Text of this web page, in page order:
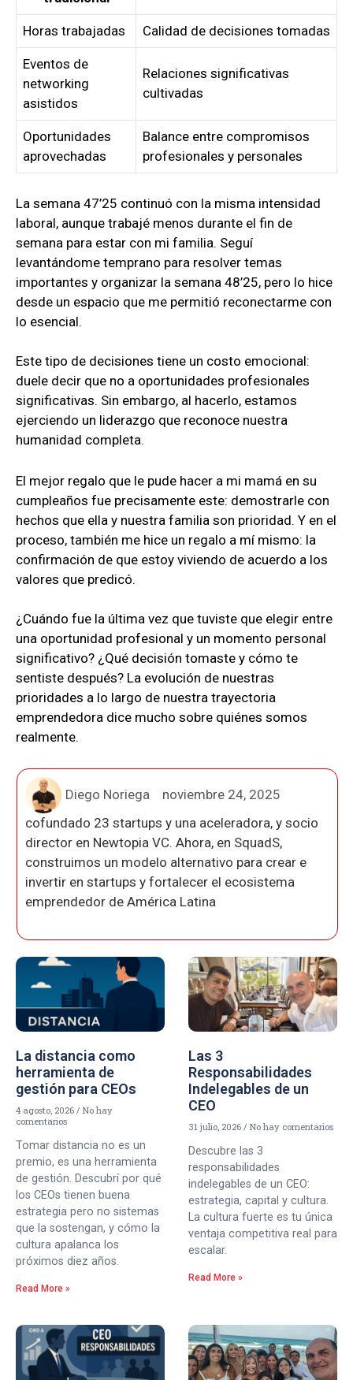
Horas trabajadas Calidad de decisiones tomadas
Eventos de
networking
asistidos
Relaciones significativas
cultivadas
Oportunidades
aprovechadas
Balance entre compromisos
profesionales y personales
La semana 47’25 continuó con la misma intensidad
laboral, aunque trabajé menos durante el fin de
semana para estar con mi familia. Seguí
levantándome temprano para resolver temas
importantes y organizar la semana 48’25, pero lo hice
desde un espacio que me permitió reconectarme con
lo esencial.
Este tipo de decisiones tiene un costo emocional:
duele decir que no a oportunidades profesionales
significativas. Sin embargo, al hacerlo, estamos
ejerciendo un liderazgo que reconoce nuestra
humanidad completa.
El mejor regalo que le pude hacer a mi mamá en su
cumpleaños fue precisamente este: demostrarle con
hechos que ella y nuestra familia son prioridad. Y en el
proceso, también me hice un regalo a mí mismo: la
confirmación de que estoy viviendo de acuerdo a los
valores que predicó.
¿Cuándo fue la última vez que tuviste que elegir entre
una oportunidad profesional y un momento personal
significativo? ¿Qué decisión tomaste y cómo te
sentiste después? La evolución de nuestras
prioridades a lo largo de nuestra trayectoria
emprendedora dice mucho sobre quiénes somos
realmente.
Diego Noriega
noviembre 24, 2025
cofundado 23 startups y una aceleradora, y socio
director en Newtopia VC. Ahora, en SquadS,
construimos un modelo alternativo para crear e
invertir en startups y fortalecer el ecosistema
emprendedor de América Latina
La distancia como
herramienta de
gestión para CEOs
4 agosto, 2026
No hay
comentarios
Tomar distancia no es un
premio, es una herramienta
de gestión. Descubrí por qué
los CEOs tienen buena
estrategia pero no sistemas
que la sostengan, y cómo la
cultura apalanca los
próximos diez años.
Read More »
Las 3
Responsabilidades
Indelegables de un
CEO
31 julio, 2026 No hay comentarios
Descubre las 3
responsabilidades
indelegables de un CEO:
estrategia, capital y cultura.
La cultura fuerte es tu única
ventaja competitiva real para
escalar.
Read More »